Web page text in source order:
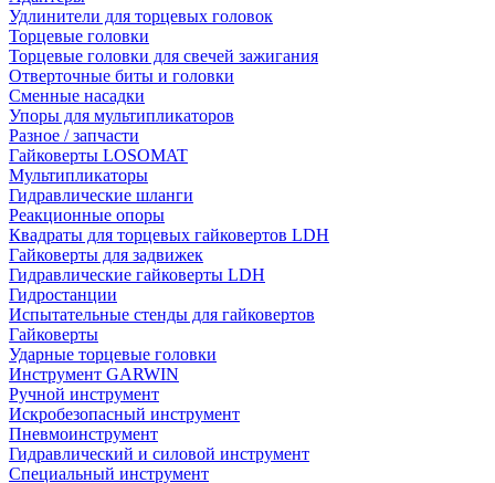
Удлинители для торцевых головок
Торцевые головки
Торцевые головки для свечей зажигания
Отверточные биты и головки
Сменные насадки
Упоры для мультипликаторов
Разное / запчасти
Гайковерты LOSOMAT
Мультипликаторы
Гидравлические шланги
Реакционные опоры
Квадраты для торцевых гайковертов LDH
Гайковерты для задвижек
Гидравлические гайковерты LDH
Гидростанции
Испытательные стенды для гайковертов
Гайковерты
Ударные торцевые головки
Инструмент GARWIN
Ручной инструмент
Искробезопасный инструмент
Пневмоинструмент
Гидравлический и силовой инструмент
Специальный инструмент